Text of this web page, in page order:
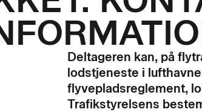
Deltageren kan, på
lodstjeneste i
flyvepladsreglement,
Trafikstyrelsens